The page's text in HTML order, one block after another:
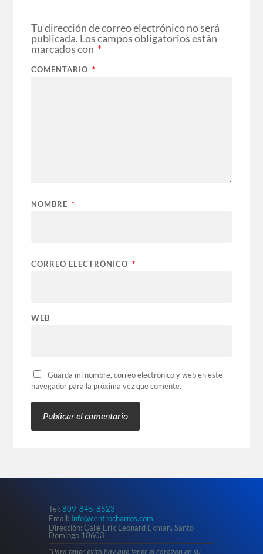
Tu dirección de correo electrónico no será
publicada. Los campos obligatorios están
marcados con *
COMENTARIO *
NOMBRE *
CORREO ELECTRÓNICO *
WEB
Guarda mi nombre, correo electrónico y web en este
navegador para la próxima vez que comente.
Tel:809-845-8523
Email: Info@centrocharros.com
Dirección: Calle Erik Leonard Ekman, Santo
Domingo 10603
"Para tener éxito,hay que tener el corazon en su